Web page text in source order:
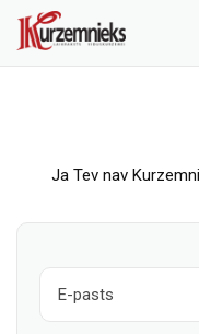
Ja Tev nav